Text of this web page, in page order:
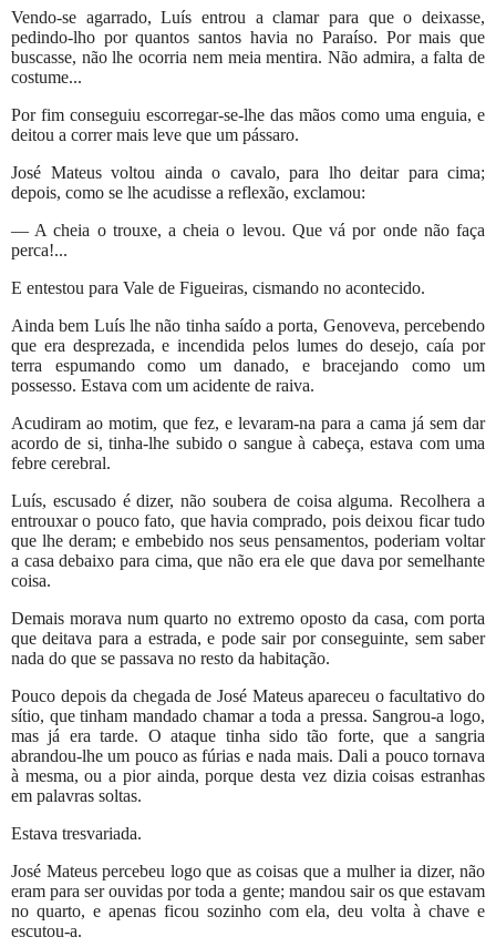
Vendo-se agarrado, Luís entrou a clamar para que o deixasse,
pedindo-lho por quantos santos havia no Paraíso. Por mais que
buscasse, não lhe ocorria nem meia mentira. Não admira, a falta de
costume...
Por fim conseguiu escorregar-se-lhe das mãos como uma enguia, e
deitou a correr mais leve que um pássaro.
José Mateus voltou ainda o cavalo, para lho deitar para cima;
depois, como se lhe acudisse a reflexão, exclamou:
— A cheia o trouxe, a cheia o levou. Que vá por onde não faça
perca!...
E entestou para Vale de Figueiras, cismando no acontecido.
Ainda bem Luís lhe não tinha saído a porta, Genoveva, percebendo
que era desprezada, e incendida pelos lumes do desejo, caía por
terra espumando como um danado, e bracejando como um
possesso. Estava com um acidente de raiva.
Acudiram ao motim, que fez, e levaram-na para a cama já sem dar
acordo de si, tinha-lhe subido o sangue à cabeça, estava com uma
febre cerebral.
Luís, escusado é dizer, não soubera de coisa alguma. Recolhera a
entrouxar o pouco fato, que havia comprado, pois deixou ficar tudo
que lhe deram; e embebido nos seus pensamentos, poderiam voltar
a casa debaixo para cima, que não era ele que dava por semelhante
coisa.
Demais morava num quarto no extremo oposto da casa, com porta
que deitava para a estrada, e pode sair por conseguinte, sem saber
nada do que se passava no resto da habitação.
Pouco depois da chegada de José Mateus apareceu o facultativo do
sítio, que tinham mandado chamar a toda a pressa. Sangrou-a logo,
mas já era tarde. O ataque tinha sido tão forte, que a sangria
abrandou-lhe um pouco as fúrias e nada mais. Dali a pouco tornava
à mesma, ou a pior ainda, porque desta vez dizia coisas estranhas
em palavras soltas.
Estava tresvariada.
José Mateus percebeu logo que as coisas que a mulher ia dizer, não
eram para ser ouvidas por toda a gente; mandou sair os que estavam
no quarto, e apenas ficou sozinho com ela, deu volta à chave e
escutou-a.